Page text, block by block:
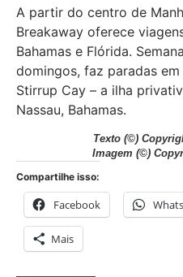
A partir do centro de
Breakaway oferece
Bahamas e Flórida.
domingos, faz paradas
Stirrup Cay – a ilha
Nassau, Bahamas.
Texto (©)
Imagem (©)
Compartilhe isso:
Facebook
Mais